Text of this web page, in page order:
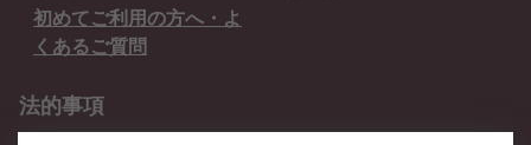
初めてご利用の方へ・よ
くあるご質問
法的事項